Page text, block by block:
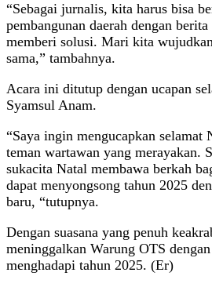
“Sebagai jurnalis, kita harus bisa
pembangunan daerah dengan
memberi solusi. Mari kita
sama,” tambahnya.
Acara ini ditutup dengan ucapan
Syamsul Anam.
“Saya ingin mengucapkan selamat
teman wartawan yang merayakan.
sukacita Natal membawa berkah
dapat menyongsong tahun 2025
baru, “tutupnya.
Dengan suasana yang penuh
meninggalkan Warung OTS
menghadapi tahun 2025. (Er)